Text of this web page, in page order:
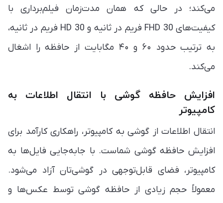
می‌کند؛ در حالی که همان مدت‌زمان فیلم‌برداری با
کیفیت‌های FHD 30 فریم در ثانیه و HD 30 فریم در ثانیه،
به ترتیب حدود ۶۰ و ۴۰ مگابایت از حافظه را اشغال
می‌کند.
افزایش حافظه گوشی با انتقال اطلاعات به
کامپیوتر
انتقال اطلاعات از گوشی به کامپیوتر، راهکاری کارآمد برای
افزایش حافظه گوشی شماست. با جابه‌جایی فایل‌ها به
کامپیوتر، فضای قابل‌توجهی در گوشی‌تان آزاد می‌شود.
معمولاً حجم زیادی از حافظه گوشی توسط عکس‌ها و